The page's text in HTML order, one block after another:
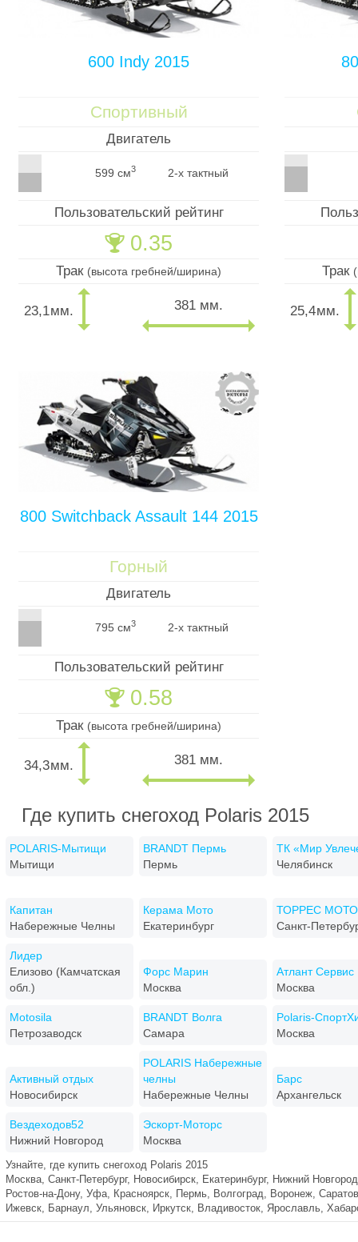
600 Indy 2015
Спортивный
Двигатель
599 см3 2-х тактный
Пользовательский рейтинг
🏆 0.35
Трак (высота гребней/ширина)
23,1мм. 381 мм.
Трак
25,4мм.
800 Switchback Assault 144 2015
Горный
Двигатель
795 см3 2-х тактный
Пользовательский рейтинг
🏆 0.58
Трак (высота гребней/ширина)
34,3мм. 381 мм.
Где купить снегоход Polaris 2015
POLARIS-Мытищи
Мытищи
BRANDT Пермь
Пермь
ТК «Мир
Челябинск
Капитан
Набережные Челны
Керама Мото
Екатеринбург
ТОРРЕС МОТО
Санкт-
Лидер
Елизово (Камчатская
обл.)
Форс Марин
Москва
Атлант Сервис
Москва
Motosila
Петрозаводск
BRANDT Волга
Самара
Polaris-
Москва
Активный отдых
Новосибирск
POLARIS Набережные
челны
Набережные Челны
Барс
Архангельск
Вездеходов52
Нижний Новгород
Эскорт-Моторс
Москва
Узнайте, где купить снегоход Polaris 2015
Москва, Санкт-Петербург, Новосибирск, Екатеринбург, Нижний
Ростов-на-Дону, Уфа, Красноярск, Пермь, Волгоград, Воронеж,
Ижевск, Барнаул, Ульяновск, Иркутск, Владивосток, Ярославль,